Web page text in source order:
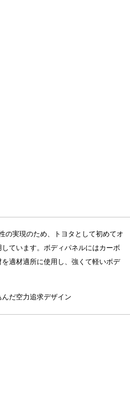
の実現のため、トヨタとして初めてオ
ています。ボディパネルにはカーボ
適材適所に使用し、強くて軽いボデ
だ空力追求デザイン